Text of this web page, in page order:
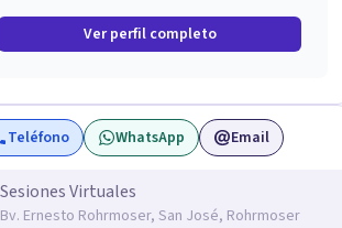
Ver perfil completo
Teléfono WhatsApp Email
Sesiones Virtuales
Bv. Ernesto Rohrmoser, San José, Rohrmoser